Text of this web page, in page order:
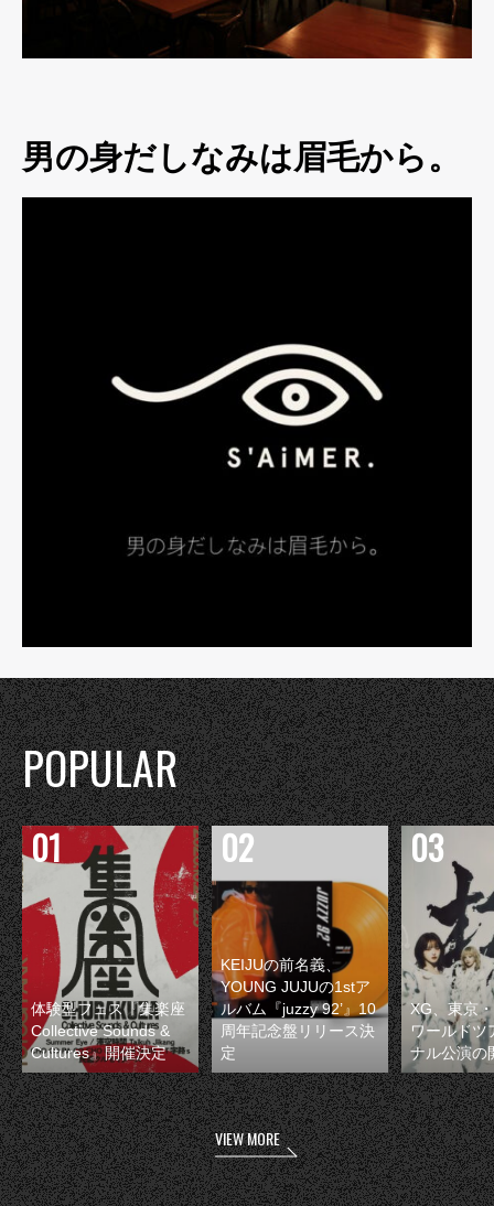
男の身だしなみは眉毛から。
POPULAR
体験型フェス『集楽座
Collective Sounds &
Cultures』開催決定
KEIJUの前名義、
YOUNG JUJUの1stア
ルバム『juzzy 92’』10
周年記念盤リリース決
定
XG、東京
ワールドツ
ナル公演の
VIEW MORE